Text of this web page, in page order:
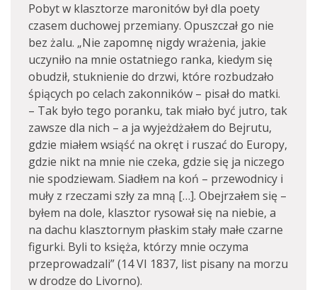
Pobyt w klasztorze maronitów był dla poety
czasem duchowej przemiany. Opuszczał go nie
bez żalu. „Nie zapomnę nigdy wrażenia, jakie
uczyniło na mnie ostatniego ranka, kiedym się
obudził, stuknienie do drzwi, które rozbudzało
śpiących po celach zakonników – pisał do matki.
– Tak było tego poranku, tak miało być jutro, tak
zawsze dla nich – a ja wyjeżdżałem do Bejrutu,
gdzie miałem wsiąść na okręt i ruszać do Europy,
gdzie nikt na mnie nie czeka, gdzie się ja niczego
nie spodziewam. Siadłem na koń – przewodnicy i
muły z rzeczami szły za mną […]. Obejrzałem się –
byłem na dole, klasztor rysował się na niebie, a
na dachu klasztornym płaskim stały małe czarne
figurki. Byli to księża, którzy mnie oczyma
przeprowadzali” (14 VI 1837, list pisany na morzu
w drodze do Livorno).